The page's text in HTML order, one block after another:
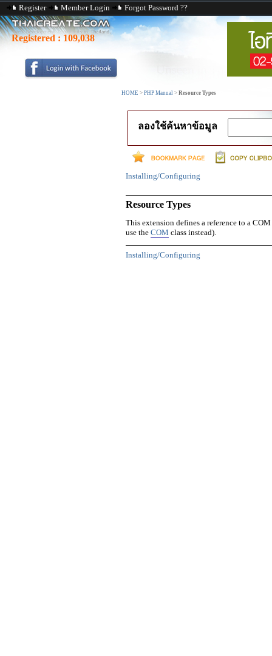
Register Member Login Forgot Password ??
Registered : 109,038
HOME > PHP Manual > Resource Types
ลองใช้ค้นหาข้อมูล
Installing/Configuring
Resource Types
This extension defines a reference to a
use the COM class instead).
Installing/Configuring